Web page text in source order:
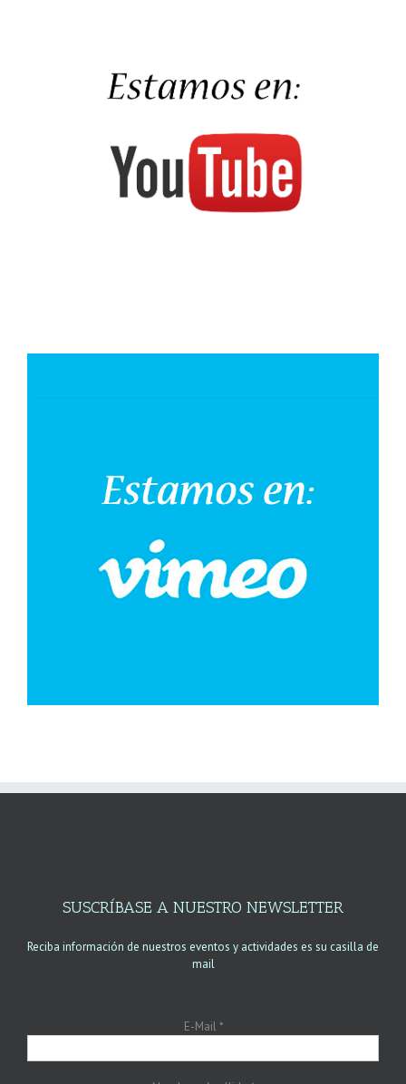
SUSCRÍBASE A NUESTRO NEWSLETTER
Reciba información de nuestros eventos y actividades es su casilla de
mail
E-Mail*